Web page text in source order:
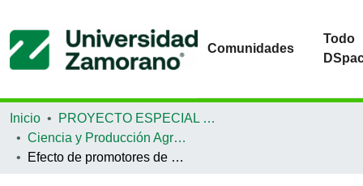
Comunidades
Todo
Inicio
PROYECTO ESPECIAL DE GRADUACIÓN
Ciencia y Producción Agropecuaria
Efecto de promotores de crecimiento en el desempeño productivo en pollos de engorde